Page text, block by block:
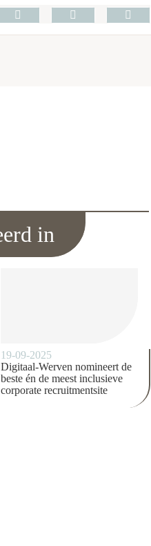
in
19-09-2025
Digitaal-Werven nomineert de
beste én de meest inclusieve
corporate recruitmentsite